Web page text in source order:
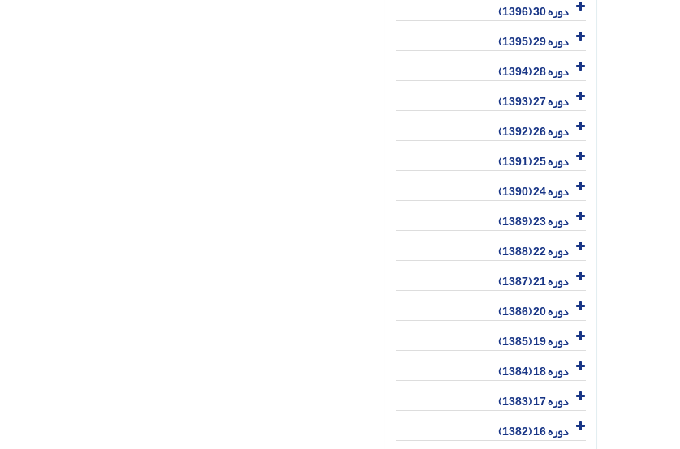
دوره 30 (1396)
دوره 29 (1395)
دوره 28 (1394)
دوره 27 (1393)
دوره 26 (1392)
دوره 25 (1391)
دوره 24 (1390)
دوره 23 (1389)
دوره 22 (1388)
دوره 21 (1387)
دوره 20 (1386)
دوره 19 (1385)
دوره 18 (1384)
دوره 17 (1383)
دوره 16 (1382)